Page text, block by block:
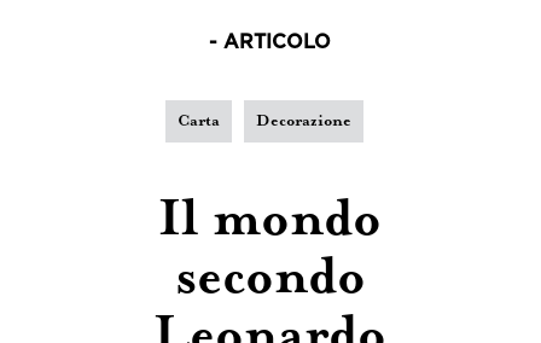
- ARTICOLO
Carta Decorazione
Il mondo
secondo